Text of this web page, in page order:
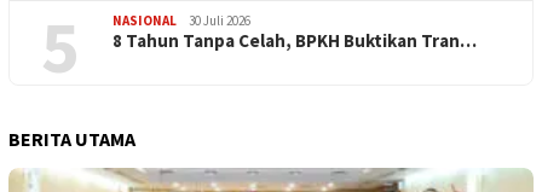
5 NASIONAL 30 Juli 2026
​8 Tahun Tanpa Celah, BPKH Buktikan Tran…
BERITA UTAMA